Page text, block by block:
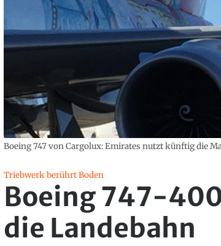
Boeing 747 von Cargolux: Emirates nutzt künftig die
Triebwerk berührt Boden
Boeing 747-
die Landebahn